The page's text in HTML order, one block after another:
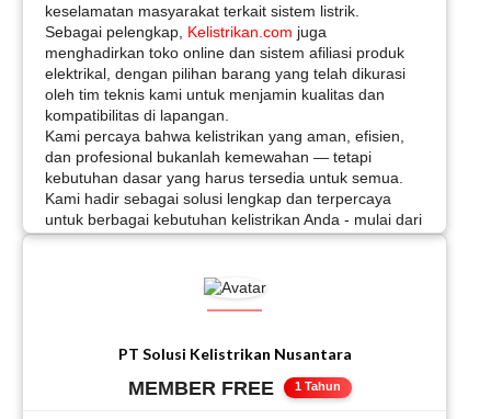
keselamatan masyarakat terkait sistem listrik.
Sebagai pelengkap, Kelistrikan.com juga
menghadirkan toko online dan sistem afiliasi produk
elektrikal, dengan pilihan barang yang telah dikurasi
oleh tim teknis kami untuk menjamin kualitas dan
kompatibilitas di lapangan.
Kami percaya bahwa kelistrikan yang aman, efisien,
dan profesional bukanlah kemewahan — tetapi
kebutuhan dasar yang harus tersedia untuk semua.
Kami hadir sebagai solusi lengkap dan terpercaya
untuk berbagai kebutuhan kelistrikan Anda - mulai dari
jasa pemeliharaan, perbaikan, instalasi, hingga audit
PT Solusi Kelistrikan Nusantara
MEMBER FREE 1 Tahun